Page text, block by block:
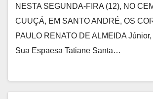
NESTA SEGUNDA-FIRA (12), NO
CUUÇÁ, EM SANTO ANDRÉ, OS
PAULO RENATO DE ALMEIDA
Sua Espaesa Tatiane Santa…